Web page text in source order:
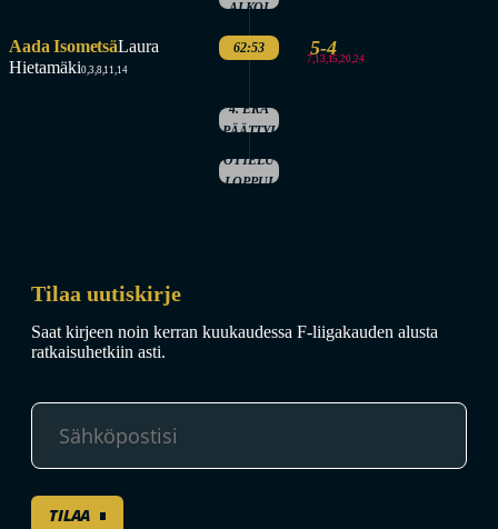
ALKOI
Aada IsometsäLaura
Hietamäki0,3,8,11,14
62:53 5-4
7,13,15,20,24
4. ERÄ
PÄÄTTYI
OTTELU
LOPPUI
Tilaa uutiskirje
Saat kirjeen noin kerran kuukaudessa F-liigakauden alusta
ratkaisuhetkiin asti.
TILAA